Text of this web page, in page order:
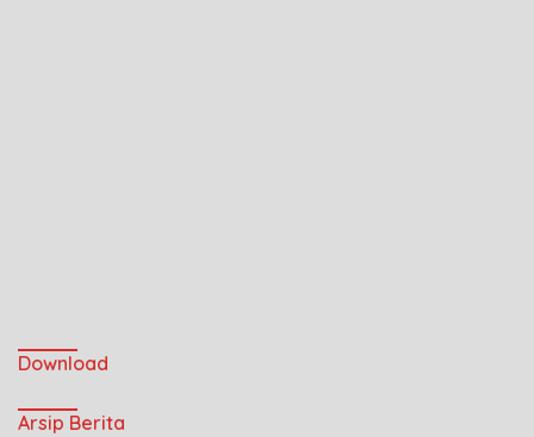
Download
Arsip Berita